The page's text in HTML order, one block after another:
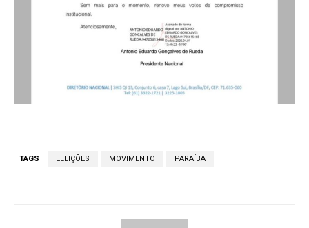
TAGS ELEIÇÕES MOVIMENTO PARAÍBA